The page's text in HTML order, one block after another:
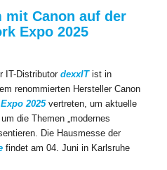
mit Canon auf der
Expo 2025
IT-Distributor dexxIT ist in
renommierten Hersteller Canon
2025 vertreten, um aktuelle
die Themen „modernes
Die Hausmesse der
findet am 04. Juni in Karlsruhe